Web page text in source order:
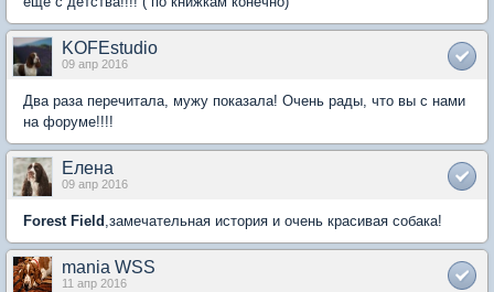
KOFEstudio
09 апр 2016
Два раза перечитала, мужу показала! Очень рады, что вы с нами
на форуме!!!!
Елена
09 апр 2016
Forest Field ,замечательная история и очень красивая собака!
mania WSS
11 апр 2016